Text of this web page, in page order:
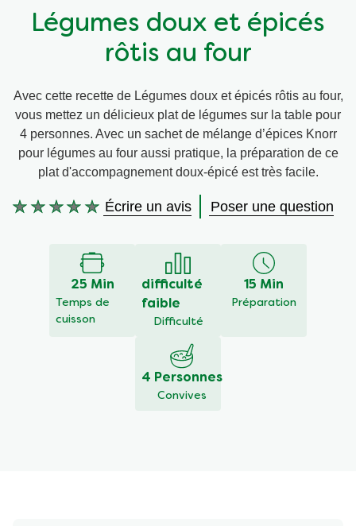
Végétarien
Wraps aux légumes
Occasions
Aides culinaires
Prêt à l'emploi
Snackpots
Légumes doux et épicés
rôtis au four
Avec cette recette de Légumes doux et épicés rôtis au four,
vous mettez un délicieux plat de légumes sur la table pour
4 personnes. Avec un sachet de mélange d’épices Knorr
pour légumes au four aussi pratique, la préparation de ce
plat d'accompagnement doux-épicé est très facile.
Aucune
Écrire un avis Poser une question
25 Min
Temps de
cuisson
difficulté
faible
Difficulté
15 Min
Préparation
4 Personnes
Convives